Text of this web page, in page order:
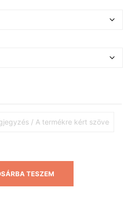
TESZEM